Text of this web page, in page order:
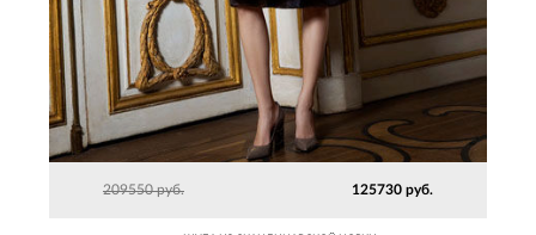
209550 руб. 125730 руб.